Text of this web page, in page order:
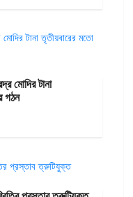
মোদির টানা
গঠন